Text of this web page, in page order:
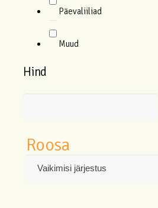
Päevaliiliad
Muud
Hind
Roosa